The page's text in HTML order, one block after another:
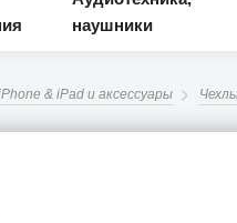
наушники
& iPad и аксессуары